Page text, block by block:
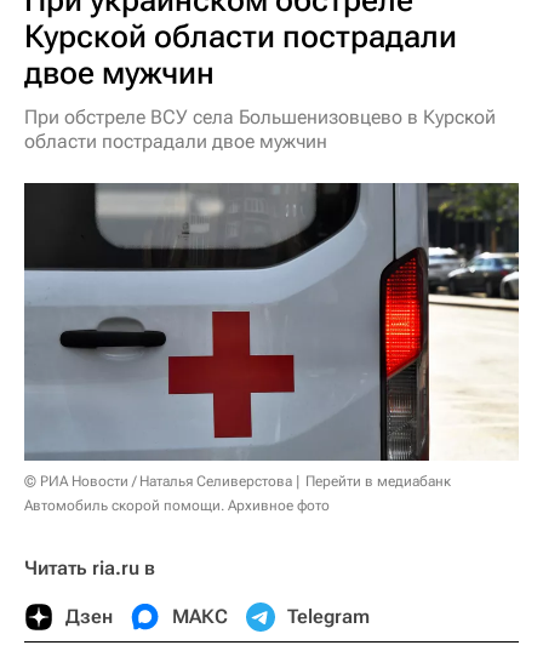
Курской области пострадали
двое мужчин
При обстреле ВСУ села Большенизовцево в Курской
области пострадали двое мужчин
© РИА Новости / Наталья Селиверстова
Перейти в медиабанк
Автомобиль скорой помощи. Архивное фото
Читать ria.ru в
Дзен МАКС Telegram